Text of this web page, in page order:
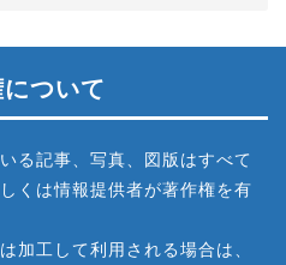
ついて
る記事、写真、図版はすべて
くは情報提供者が著作権を有
加工して利用される場合は、